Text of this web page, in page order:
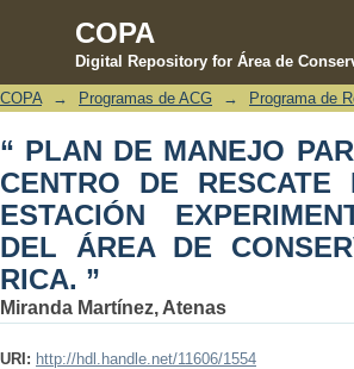
COPA
Digital Repository for Área de
“ PLAN DE MANEJO
DE FAUNA
HORIZONTES, DEL
COPA → Programas de ACG → Programa de
“ PLAN DE MANEJO
CENTRO DE
ESTACIÓN
DEL ÁREA DE
RICA. ”
Miranda Martínez, Atenas
URI: http://hdl.handle.net/11606/1554